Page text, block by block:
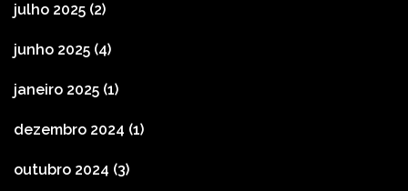
julho 2025 (2)
junho 2025 (4)
janeiro 2025 (1)
dezembro 2024 (1)
outubro 2024 (3)